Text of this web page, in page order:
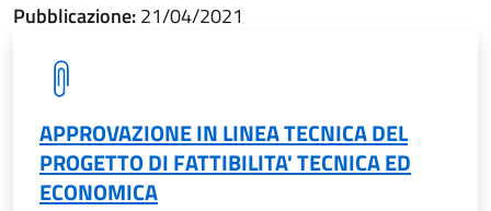
Pubblicazione:21/04/2021
APPROVAZIONE IN LINEA TECNICA DEL
PROGETTO DI FATTIBILITA' TECNICA ED
ECONOMICA